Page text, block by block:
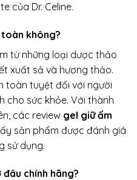
của Dr. Celine.
toàn không?
từ những loại dược thảo
xuất sả và hương thảo.
toàn tuyệt đối với người
cho sức khỏe. Với thành
các review gel giữ ấm
sản phẩm được đánh giá
sử dụng.
đâu chính hãng?